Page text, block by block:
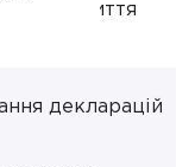
закриття
декларацій